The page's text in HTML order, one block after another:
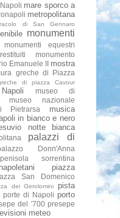
mare sporco a
metropolitana
di San Gennaro
monumenti
monumenti equestri
monumento
Emanuele II mostra
greche di Piazza
di piazza Cavour
museo di
museo nazionale
Pietrarsa
musica
in bianco e nero
notte bianca
palazzi di
Donn'Anna
sorrentina
piazza
San Domenico
dei Gerolomini
pista
porte di Napoli porto
del '700 presepe
meteo